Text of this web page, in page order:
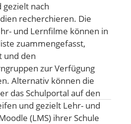
gezielt nach
recherchieren. Die
und Lernfilme können in
zuammengefasst,
und den
zur Verfügung
Alternativ können die
das Schulportal auf den
und gezielt Lehr- und
(LMS) ihrer Schule